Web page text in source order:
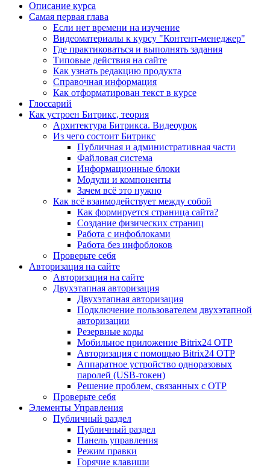
Описание курса
Самая первая глава
Если нет времени на изучение
Видеоматериалы к курсу "Контент-менеджер"
Где практиковаться и выполнять задания
Типовые действия на сайте
Как узнать редакцию продукта
Справочная информация
Как отформатирован текст в курсе
Глоссарий
Как устроен Битрикс, теория
Архитектура Битрикса. Видеоурок
Из чего состоит Битрикс
Публичная и административная части
Файловая система
Информационные блоки
Модули и компоненты
Зачем всё это нужно
Как всё взаимодействует между собой
Как формируется страница сайта?
Создание физических страниц
Работа с инфоблоками
Работа без инфоблоков
Проверьте себя
Авторизация на сайте
Авторизация на сайте
Двухэтапная авторизация
Двухэтапная авторизация
Подключение пользователем двухэтапной
авторизации
Резервные коды
Мобильное приложение Bitrix24 OTP
Авторизация с помощью Bitrix24 OTP
Аппаратное устройство одноразовых
паролей (USB-токен)
Решение проблем, связанных с OTP
Проверьте себя
Элементы Управления
Публичный раздел
Публичный раздел
Панель управления
Режим правки
Горячие клавиши